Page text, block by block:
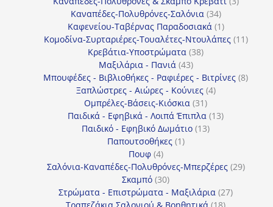
Καναπέδες-Πολυθρόνες-Σαλόνια 3434
προϊόντα
Καφενείου-Ταβέρνας Παραδοσιακά 11
προϊόν
Κομοδίνα-Συρταριέρες-Τουαλέτες-Ντουλάπες 1111
Κρεβάτια-Υποστρώματα 3838
Μαξιλάρια - Πανιά 4343
προϊόντα
Μπουφέδες - Βιβλιοθήκες - Ραφιέρες - Βιτρίνες 88
Ξαπλώστρες - Αιώρες - Κούνιες 44
Ομπρέλες-Βάσεις-Κιόσκια 3131
προϊόντα
Παιδικά - Εφηβικά - Λοιπά Έπιπλα 1313
Παιδικό - Εφηβικό Δωμάτιο 1313
Παπουτσοθήκες 11
Πουφ 44
προϊόντα
Σαλόνια-Καναπέδες-Πολυθρόνες-Μπερζέρες 2929
Σκαμπό 3030
προϊόντα
Στρώματα - Επιστρώματα - Μαξιλάρια 2727
Τραπεζάκια Σαλονιού & Βοηθητικά 1818